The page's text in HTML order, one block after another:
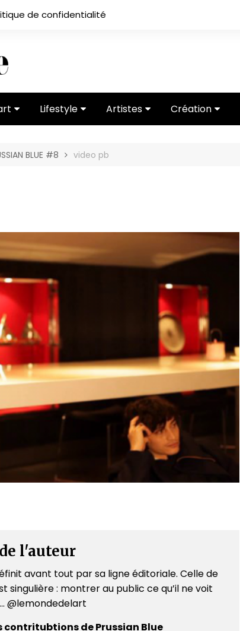
de confidentialité
Lifestyle
Mode
Artistes
Entretiens
Création
BLUE #8 video pb
l'auteur
avant tout par sa ligne éditoriale. Celle de
singulière : montrer au public ce qu’il ne voit
@lemondedelart
contritubtions de Prussian Blue